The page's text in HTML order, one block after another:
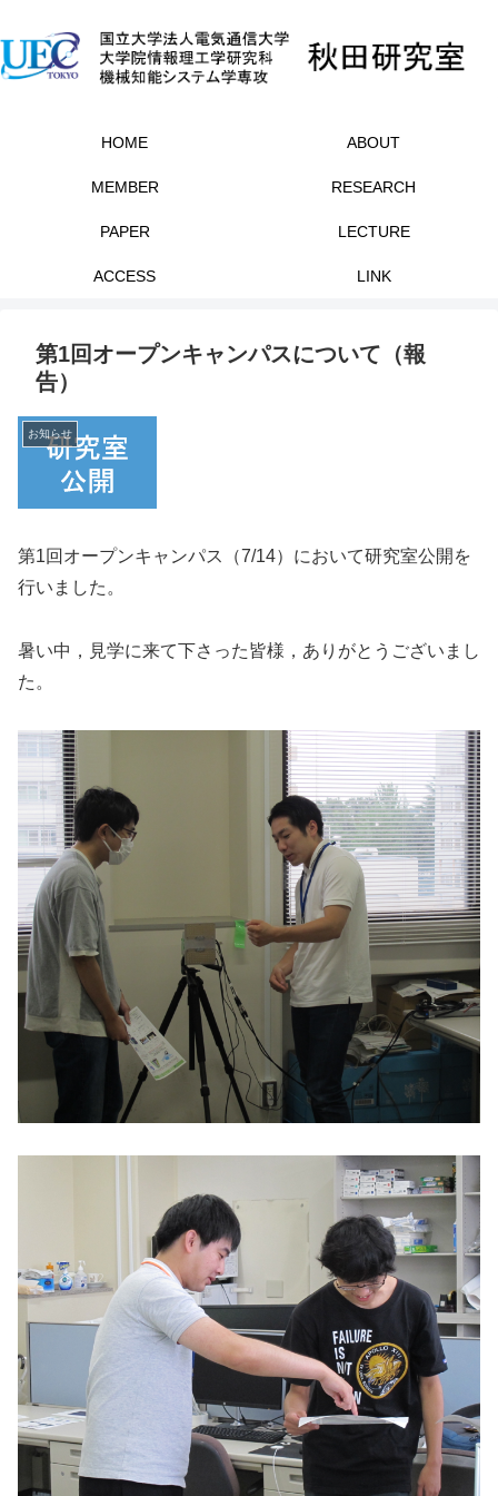
HOME ABOUT
MEMBER RESEARCH
PAPER LECTURE
ACCESS LINK
第1回オープンキャンパスについて（報
告）
お知らせ
第1回オープンキャンパス（7/14）において研究室公開を
行いました。
暑い中，見学に来て下さった皆様，ありがとうございまし
た。